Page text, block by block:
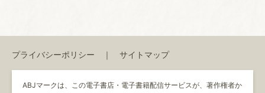
プライバシーポリシー サイトマップ
ABJマークは、この電子書店・電子書籍配信サービスが、著作権者か